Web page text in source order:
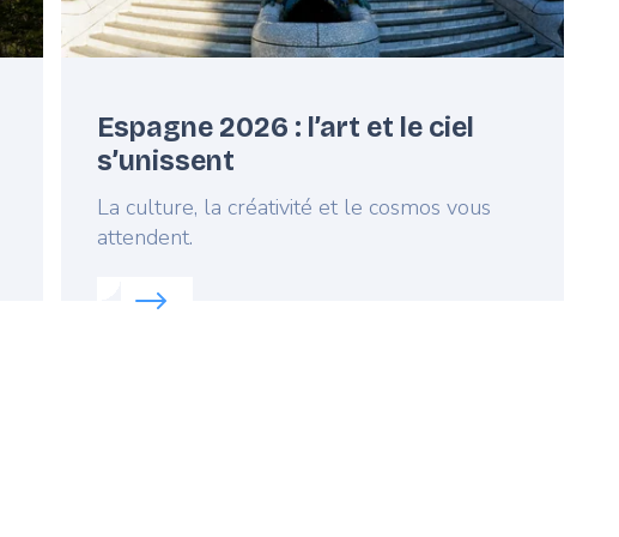
Espagne 2026 : l’art et le ciel
s’unissent
Lead
La culture, la créativité et le cosmos vous
attendent.
Read more about: